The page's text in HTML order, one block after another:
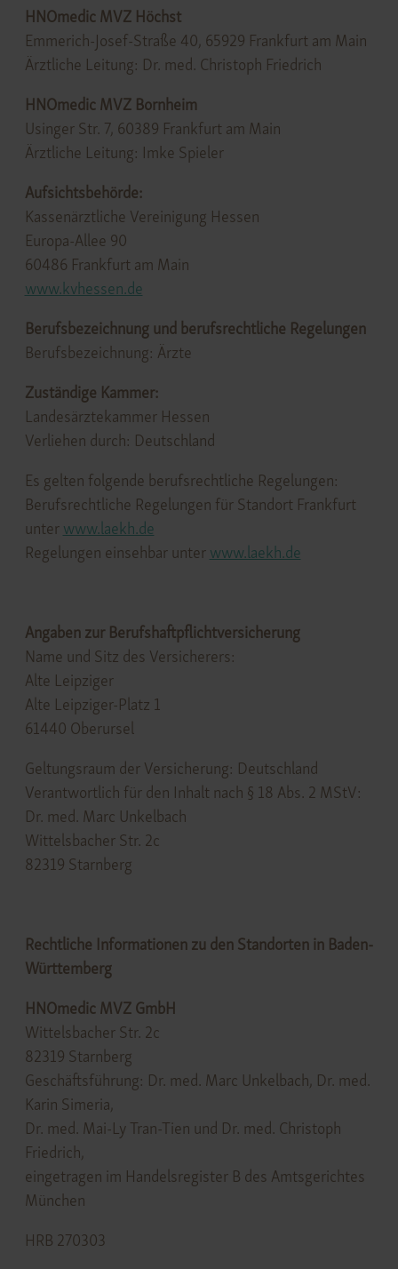
HNOmedic MVZ Höchst
Emmerich-Josef-Straße 40, 65929 Frankfurt am Main
Ärztliche Leitung: Dr. med. Christoph Friedrich
HNOmedic MVZ Bornheim
Usinger Str. 7, 60389 Frankfurt am Main
Ärztliche Leitung: Imke Spieler
Aufsichtsbehörde:
Kassenärztliche Vereinigung Hessen
Europa-Allee 90
60486 Frankfurt am Main
www.kvhessen.de
Berufsbezeichnung und berufsrechtliche Regelungen
Berufsbezeichnung: Ärzte
Zuständige Kammer:
Landesärztekammer Hessen
Verliehen durch: Deutschland
Es gelten folgende berufsrechtliche Regelungen:
Berufsrechtliche Regelungen für Standort Frankfurt
unter www.laekh.de
Regelungen einsehbar unter www.laekh.de
Angaben zur Berufshaftpflichtversicherung
Name und Sitz des Versicherers:
Alte Leipziger
Alte Leipziger-Platz 1
61440 Oberursel
Geltungsraum der Versicherung: Deutschland
Verantwortlich für den Inhalt nach § 18 Abs. 2 MStV:
Dr. med. Marc Unkelbach
Wittelsbacher Str. 2c
82319 Starnberg
Rechtliche Informationen zu den Standorten in Baden-
Württemberg
HNOmedic MVZ GmbH
Wittelsbacher Str. 2c
82319 Starnberg
Geschäftsführung: Dr. med. Marc Unkelbach, Dr. med.
Karin Simeria,
Dr. med. Mai-Ly Tran-Tien und Dr. med. Christoph
Friedrich,
eingetragen im Handelsregister B des Amtsgerichtes
München
HRB 270303